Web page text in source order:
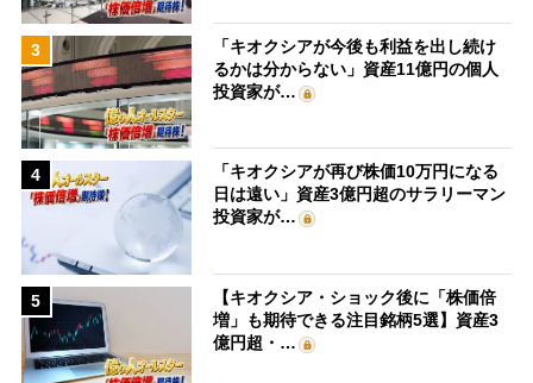
3
「キオクシアが今後も利益を出し続け
るかは分からない」資産11億円の個人
投資家が…
4
「キオクシアが再び株価10万円になる
日は遠い」資産3億円超のサラリーマン
投資家が…
5
【キオクシア・ショック後に「株価倍
増」も期待できる注目銘柄5選】資産3
億円超・…